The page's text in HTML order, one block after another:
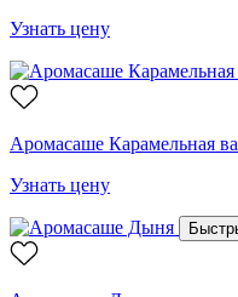
Узнать цену
Аромасаше Карамельная
Узнать цену